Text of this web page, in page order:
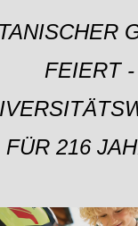
FEIERT -
FÜR 216